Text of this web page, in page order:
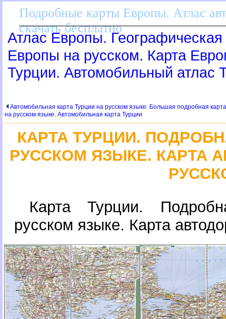
Подробные карты Европы. Атлас
скачать бесплатно
Атлас Европы. Географическая
Европы на русском. Карта
Турции. Автомобильный атлас
Автомобильная карта Турции на русском языке. Большая подробная
на русском языке. Автомобильная карта Турции
КАРТА ТУРЦИИ.
РУССКОМ ЯЗЫКЕ. КАРТА
Карта Турции.
русском языке. Карта